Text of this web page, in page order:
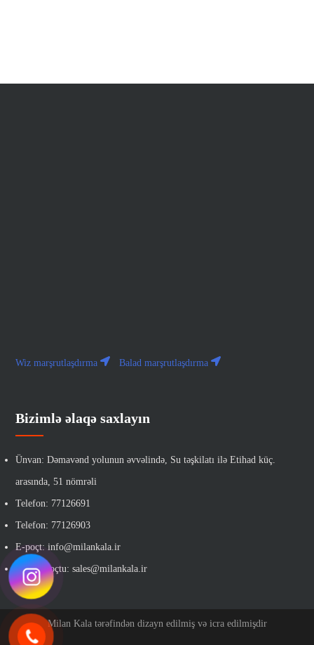
Wiz marşrutlaşdırma Balad marşrutlaşdırma
Bizimlə əlaqə saxlayın
Ünvan: Dəmavənd yolunun əvvəlində, Su təşkilatı ilə Etihad küç.
arasında, 51 nömrəli
Telefon: 77126691
Telefon: 77126903
E-poçt: info@milankala.ir
Satış e-poçtu: sales@milankala.ir
Milan Kala tərəfindən dizayn edilmiş və icra edilmişdir